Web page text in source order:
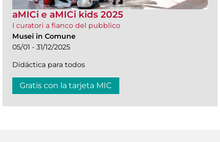
aMICi e aMICi kids 2025
I curatori a fianco del pubblico
Musei in Comune
05/01 - 31/12/2025
Didáctica para todos
Gratis con la tarjeta MIC